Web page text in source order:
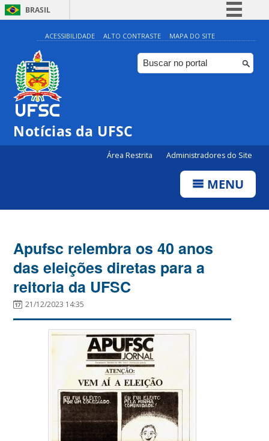
BRASIL
Simplifique!
Comunica BR
Participe
ACESSIBILIDADE ALTO CONTRASTE MAPA DO SITE
Notícias da UFSC
Área Restrita Administradores do Site
MENU
Apufsc relembra os 40 anos
das eleições diretas para a
reitoria da UFSC
21/12/2023 14:35